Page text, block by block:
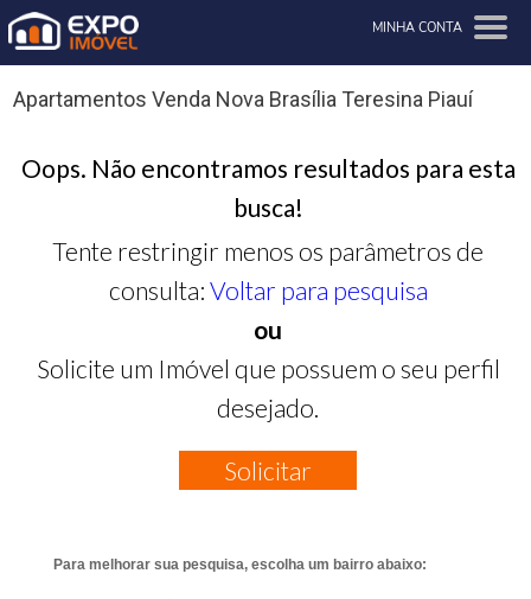
MINHA CONTA
Apartamentos Venda Nova Brasília Teresina Piauí
Oops. Não encontramos resultados para esta
busca!
Tente restringir menos os parâmetros de
consulta: Voltar para pesquisa
ou
Solicite um Imóvel que possuem o seu perfil
desejado.
Solicitar
Para melhorar sua pesquisa, escolha um bairro abaixo: